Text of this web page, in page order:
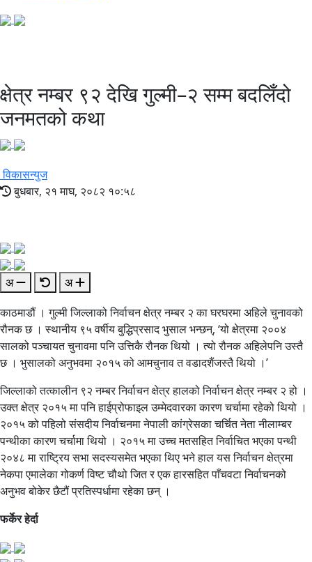
क्षेत्र नम्बर ९२ देखि गुल्मी–२ सम्म बदलिँदो
जनमतको कथा
विकासन्युज
बुधबार, २१ माघ, २०८२ १०:५८
अ
अ
काठमाडौं । गुल्मी जिल्लाको निर्वाचन क्षेत्र नम्बर २ का घरघरमा अहिले चुनावको
रौनक छ । स्थानीय ९५ वर्षीय बुद्धिप्रसाद भुसाल भन्छन्, ‘यो क्षेत्रमा २००४
सालको पञ्चायत चुनावमा पनि उत्तिकै रौनक थियो । त्यो रौनक अहिलेपनि उस्तै
छ । भुसालको अनुभवमा २०१५ को आमचुनाव त वडादशैंजस्तै थियो ।’
जिल्लाको तत्कालीन ९२ नम्बर निर्वाचन क्षेत्र हालको निर्वाचन क्षेत्र नम्बर २ हो ।
उक्त क्षेत्र २०१५ मा पनि हाईप्रोफाइल उम्मेदवारका कारण चर्चामा रहेको थियो ।
२०१५ को पहिलो संसदीय निर्वाचनमा नेपाली कांग्रेसका चर्चित नेता नीलाम्बर
पन्थीका कारण चर्चामा थियो । २०१५ मा उच्च मतसहित निर्वाचित भएका पन्थी
२०४८ मा राष्ट्रिय सभा सदस्यसमेत भएका थिए भने हाल यस निर्वाचन क्षेत्रमा
नेकपा एमालेका गोकर्ण विष्ट चौथो जित र एक हारसहित पाँचवटा निर्वाचनको
अनुभव बोकेर छैटौं प्रतिस्पर्धामा रहेका छन् ।
फर्केर हेर्दा